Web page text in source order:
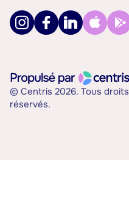
© Centris 2026. Tous droits
réservés.